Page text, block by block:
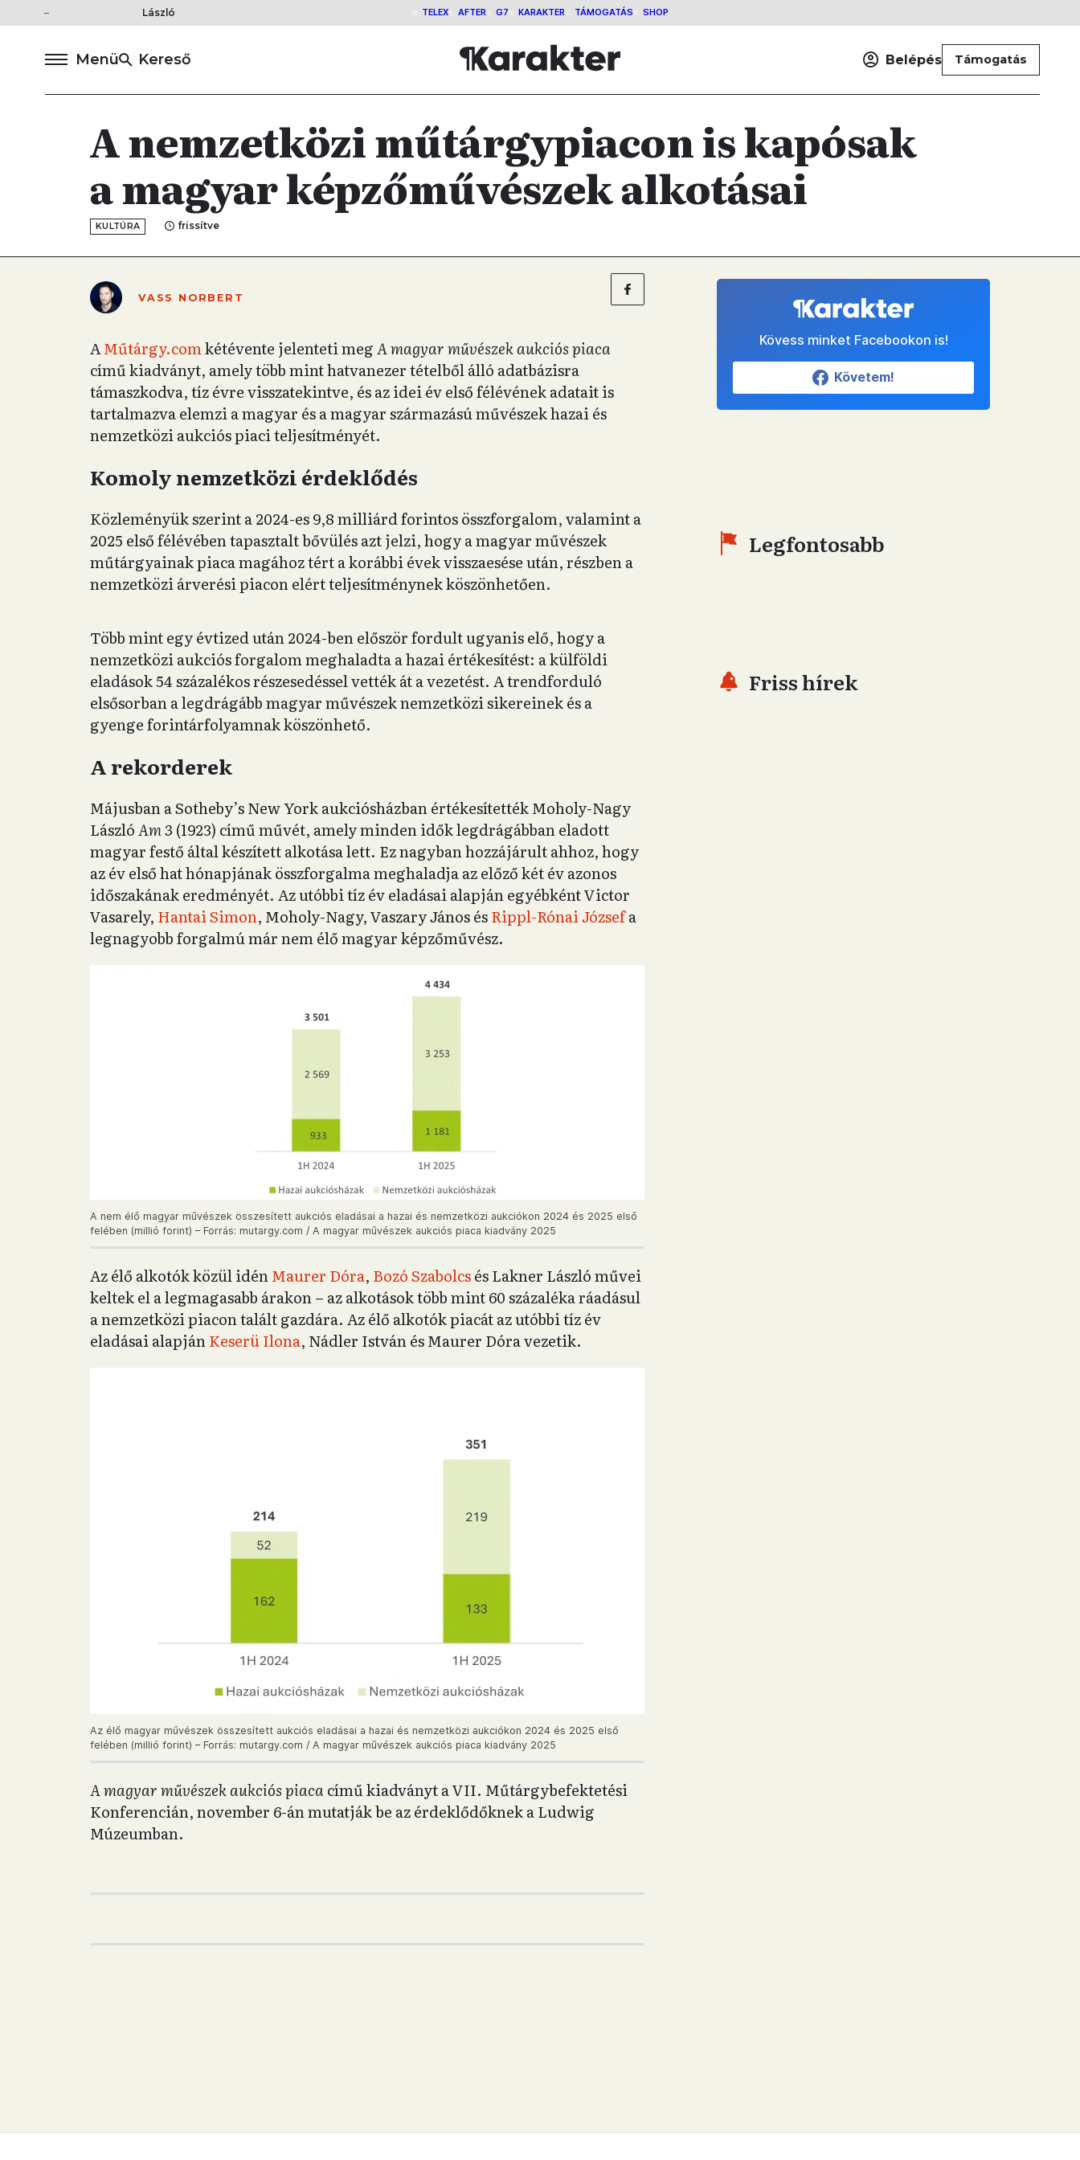
László TELEX AFTER G7 KARAKTER TÁMOGATÁS SHOP
Menü Kereső Belépés Támogatás
A nemzetközi műtárgypiacon is kapósak
a magyar képzőművészek alkotásai
KULTÚRA frissítve
VASS NORBERT
AMűtárgy.comkétévente jelenteti megA magyar művészek aukciós piaca
című kiadványt, amely több mint hatvanezer tételből álló adatbázisra
támaszkodva, tíz évre visszatekintve, és az idei év első félévének adatait is
tartalmazva elemzi a magyar és a magyar származású művészek hazai és
nemzetközi aukciós piaci teljesítményét.
Komoly nemzetközi érdeklődés
Közleményük szerint a 2024-es 9,8 milliárd forintos összforgalom, valamint a
2025 első félévében tapasztalt bővülés azt jelzi, hogy a magyar művészek
műtárgyainak piaca magához tért a korábbi évek visszaesése után, részben a
nemzetközi árverési piacon elért teljesítménynek köszönhetően.
Több mint egy évtized után 2024-ben először fordult ugyanis elő, hogy a
nemzetközi aukciós forgalom meghaladta a hazai értékesítést: a külföldi
eladások 54 százalékos részesedéssel vették át a vezetést. A trendforduló
elsősorban a legdrágább magyar művészek nemzetközi sikereinek és a
gyenge forintárfolyamnak köszönhető.
A rekorderek
Májusban a Sotheby’s New York aukciósházban értékesítették Moholy-Nagy
LászlóAm 3 (1923) című művét, amely minden idők legdrágábban eladott
magyar festő által készített alkotása lett. Ez nagyban hozzájárult ahhoz, hogy
az év első hat hónapjának összforgalma meghaladja az előző két év azonos
időszakának eredményét. Az utóbbi tíz év eladásai alapján egyébként Victor
Vasarely, Hantai Simon, Moholy-Nagy, Vaszary János ésRippl-Rónai Józsefa
legnagyobb forgalmú már nem élő magyar képzőművész.
A nem élő magyar művészek összesített aukciós eladásai a hazai és nemzetközi aukciókon 2024 és 2025 első
felében (millió forint) – Forrás: mutargy.com / A magyar művészek aukciós piaca kiadvány 2025
Az élő alkotók közül idénMaurer Dóra, Bozó Szabolcsés Lakner László művei
keltek el a legmagasabb árakon – az alkotások több mint 60 százaléka ráadásul
a nemzetközi piacon talált gazdára. Az élő alkotók piacát az utóbbi tíz év
eladásai alapjánKeserü Ilona, Nádler István és Maurer Dóra vezetik.
Az élő magyar művészek összesített aukciós eladásai a hazai és nemzetközi aukciókon 2024 és 2025 első
felében (millió forint) – Forrás: mutargy.com / A magyar művészek aukciós piaca kiadvány 2025
A magyar művészek aukciós piacacímű kiadványt a VII. Műtárgybefektetési
Konferencián, november 6-án mutatják be az érdeklődőknek a Ludwig
Múzeumban.
Kövess minket Facebookon is!
Követem!
Legfontosabb
Friss hírek